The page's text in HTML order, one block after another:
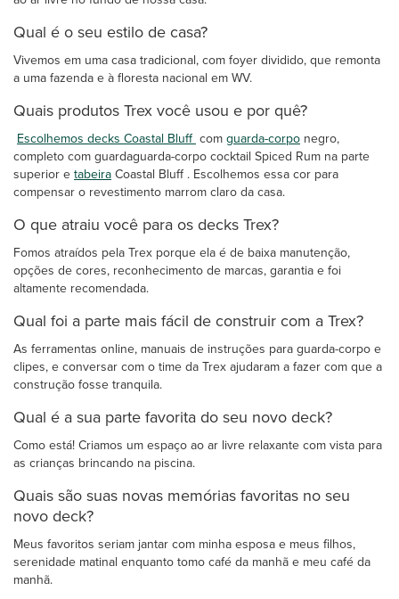
Qual é o seu estilo de casa?
Vivemos em uma casa tradicional, com foyer dividido, que remonta
a uma fazenda e à floresta nacional em WV.
Quais produtos Trex você usou e por quê?
Escolhemos decks Coastal Bluff com guarda-corpo negro,
completo com guardaguarda-corpo cocktail Spiced Rum na parte
superior e tabeira Coastal Bluff . Escolhemos essa cor para
compensar o revestimento marrom claro da casa.
O que atraiu você para os decks Trex?
Fomos atraídos pela Trex porque ela é de baixa manutenção,
opções de cores, reconhecimento de marcas, garantia e foi
altamente recomendada.
Qual foi a parte mais fácil de construir com a Trex?
As ferramentas online, manuais de instruções para guarda-corpo e
clipes, e conversar com o time da Trex ajudaram a fazer com que a
construção fosse tranquila.
Qual é a sua parte favorita do seu novo deck?
Como está! Criamos um espaço ao ar livre relaxante com vista para
as crianças brincando na piscina.
Quais são suas novas memórias favoritas no seu
novo deck?
Meus favoritos seriam jantar com minha esposa e meus filhos,
serenidade matinal enquanto tomo café da manhã e meu café da
manhã.